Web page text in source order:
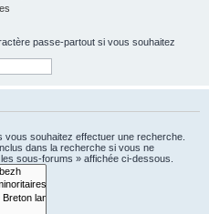
passe-partout si vous souhaitez
souhaitez effectuer une recherche.
dans la recherche si vous ne
sous-forums » affichée ci-dessous.